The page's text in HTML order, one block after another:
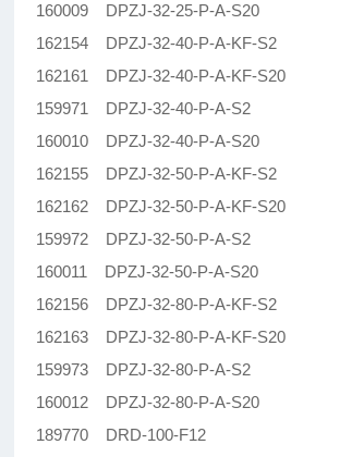
160009 DPZJ-32-25-P-A-S20
162154 DPZJ-32-40-P-A-KF-S2
162161 DPZJ-32-40-P-A-KF-S20
159971 DPZJ-32-40-P-A-S2
160010 DPZJ-32-40-P-A-S20
162155 DPZJ-32-50-P-A-KF-S2
162162 DPZJ-32-50-P-A-KF-S20
159972 DPZJ-32-50-P-A-S2
160011 DPZJ-32-50-P-A-S20
162156 DPZJ-32-80-P-A-KF-S2
162163 DPZJ-32-80-P-A-KF-S20
159973 DPZJ-32-80-P-A-S2
160012 DPZJ-32-80-P-A-S20
189770 DRD-100-F12